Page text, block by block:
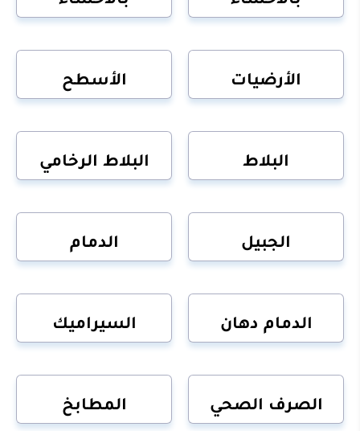
الأرضيات الأسطح
البلاط البلاط الرخامي
الجبيل الدمام
الدمام دهان السيراميك
الصرف الصحي المطابخ